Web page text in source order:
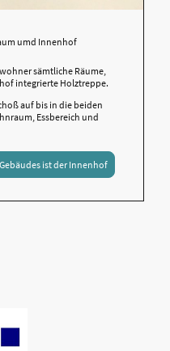
umd Innenhof
sämtliche Räume,
integrierte Holztreppe.
auf bis in die beiden
Essbereich und
ist der Innenhof